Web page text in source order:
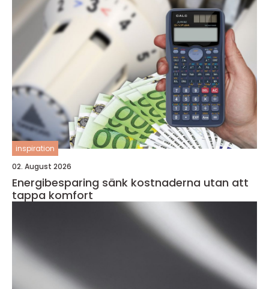
inspiration
02. August 2026
Energibesparing sänk kostnaderna utan att
tappa komfort